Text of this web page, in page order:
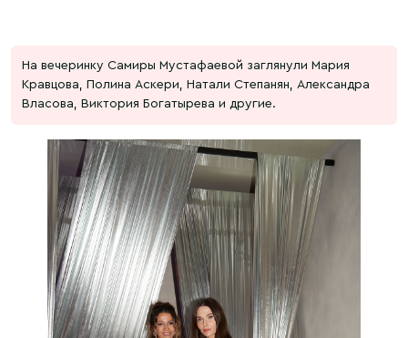
На вечеринку Самиры Мустафаевой заглянули Мария
Кравцова, Полина Аскери, Натали Степанян, Александра
Власова, Виктория Богатырева и другие.